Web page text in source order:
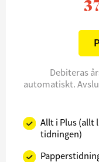
Debiteras
automatiskt.
Allt i Plus (allt
tidningen)